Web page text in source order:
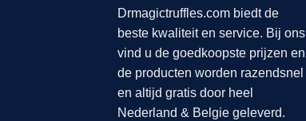
Drmagictruffles.com biedt de
beste kwaliteit en service. Bij ons
vind u de goedkoopste prijzen en
de producten worden razendsnel
en altijd gratis door heel
Nederland & Belgie geleverd.